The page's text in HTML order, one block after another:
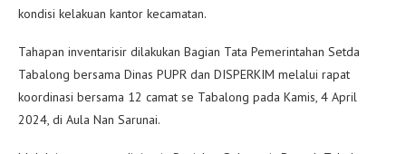
kondisi kelakuan kantor kecamatan.
Tahapan inventarisir dilakukan Bagian Tata Pemerintahan Setda
Tabalong bersama Dinas PUPR dan DISPERKIM melalui rapat
koordinasi bersama 12 camat se Tabalong pada Kamis, 4 April
2024, di Aula Nan Sarunai.